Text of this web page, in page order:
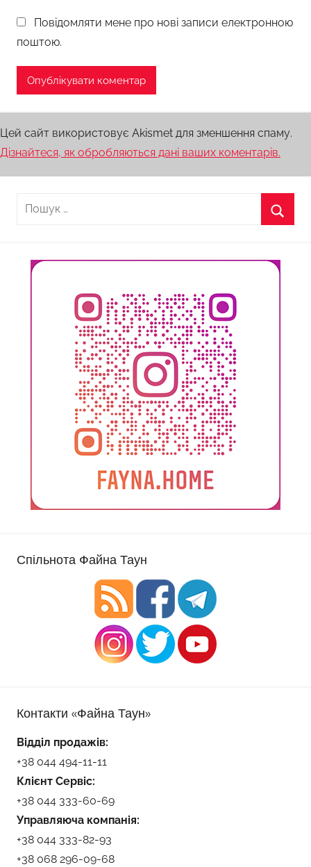
Повідомляти мене про нові записи електронною
поштою.
Цей сайт використовує Akismet для зменшення спаму.
Дізнайтеся, як обробляються дані ваших коментарів.
Пошук:
Спільнота Файна Таун
Контакти «Файна Таун»
Відділ продажів:
+38 044 494-11-11
Клієнт Сервіс:
+38 044 333-60-69
Управляюча компанія:
+38 044 333-82-93
+38 068 296-09-68